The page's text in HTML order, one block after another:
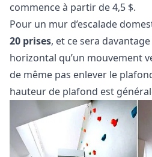
commence à partir de 4,5 $.
Pour un mur d’escalade
20 prises, et ce sera
horizontal qu’un mouvement
de même pas enlever le
hauteur de plafond est